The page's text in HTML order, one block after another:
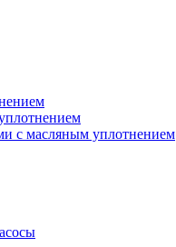
с масляным уплотнением